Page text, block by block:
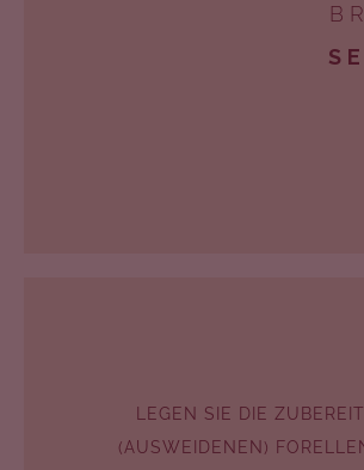
LEGEN SIE DIE
(AUSWEIDENEN)